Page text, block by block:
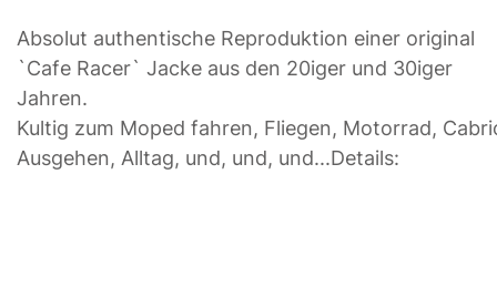
Absolut authentische Reproduktion einer original
`Cafe Racer` Jacke aus den 20iger und 30iger
Jahren.
Kultig zum Moped fahren, Fliegen, Motorrad,
Ausgehen, Alltag, und, und, und...Details: